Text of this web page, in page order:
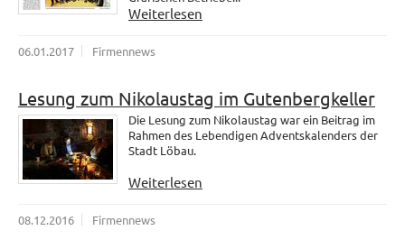
Weiterlesen
06.01.2017 Firmennews
Lesung zum Nikolaustag im Gutenbergkeller
Die Lesung zum Nikolaustag war ein Beitrag im
Rahmen des Lebendigen Adventskalenders der
Stadt Löbau.
Weiterlesen
08.12.2016 Firmennews